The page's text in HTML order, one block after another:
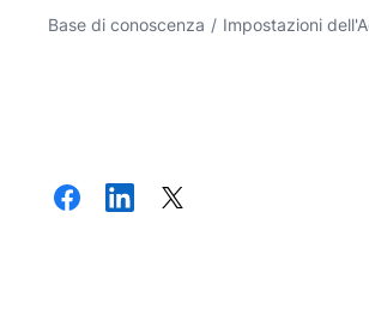
Base di conoscenza / Impostazioni